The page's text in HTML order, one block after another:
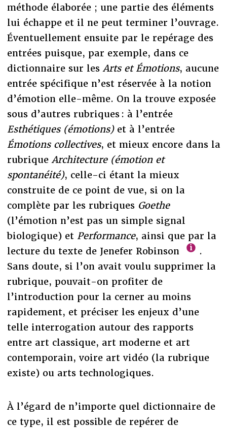
méthode élaborée ; une partie des éléments
lui échappe et il ne peut terminer l’ouvrage.
Éventuellement ensuite par le repérage des
entrées puisque, par exemple, dans ce
dictionnaire sur les Arts et Émotions, aucune
entrée spécifique n’est réservée à la notion
d’émotion elle-même. On la trouve exposée
sous d’autres rubriques : à l’entrée
Esthétiques (émotions) et à l’entrée
Émotions collectives, et mieux encore dans la
rubrique Architecture (émotion et
spontanéité), celle-ci étant la mieux
construite de ce point de vue, si on la
complète par les rubriques Goethe
(l’émotion n’est pas un simple signal
biologique) et Performance, ainsi que par la
lecture du texte de Jenefer Robinson
.
Sans doute, si l’on avait voulu supprimer la
rubrique, pouvait-on profiter de
l’introduction pour la cerner au moins
rapidement, et préciser les enjeux d’une
telle interrogation autour des rapports
entre art classique, art moderne et art
contemporain, voire art vidéo (la rubrique
existe) ou arts technologiques.
À l’égard de n’importe quel dictionnaire de
ce type, il est possible de repérer de